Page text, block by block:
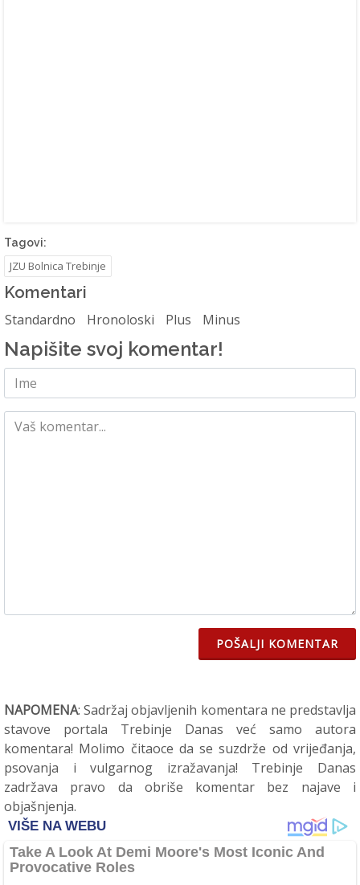
Tagovi:
JZU Bolnica Trebinje
Komentari
Standardno Hronoloski Plus Minus
Napišite svoj komentar!
POŠALJI KOMENTAR
NAPOMENA: Sadržaj objavljenih komentara ne predstavlja
stavove portala Trebinje Danas već samo autora
komentara! Molimo čitaoce da se suzdrže od vrijeđanja,
psovanja i vulgarnog izražavanja! Trebinje Danas
zadržava pravo da obriše komentar bez najave i
objašnjenja.